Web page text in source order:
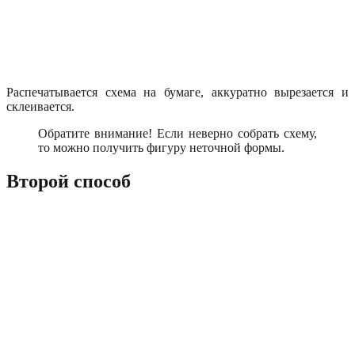
Распечатывается схема на бумаге, аккуратно вырезается и
склеивается.
Обратите внимание! Если неверно собрать схему,
то можно получить фигуру неточной формы.
Второй способ